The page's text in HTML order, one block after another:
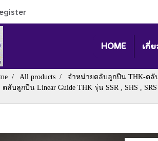
HOME เกี่
All products
จำหน่ายตลับลูกปืน THK-ตลั
ตลับลูกปืน Linear Guide THK รุ่น SSR , SHS ,